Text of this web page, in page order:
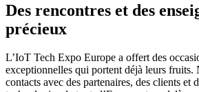
Des rencontres et des
précieux
L’IoT Tech Expo Europe a offert des
exceptionnelles qui portent déjà leurs fruits.
contacts avec des partenaires, des clients et